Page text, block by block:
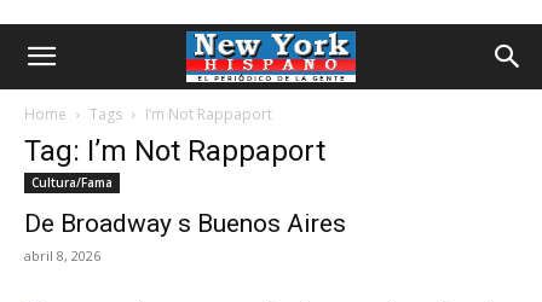
Home Tags I’m Not Rappaport
Tag: I’m Not Rappaport
Cultura/Fama
De Broadway s Buenos Aires
abril 8, 2026